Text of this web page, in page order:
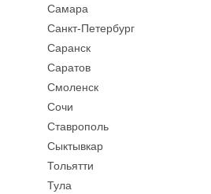
Самара
Санкт-Петербург
Саранск
Саратов
Смоленск
Сочи
Ставрополь
Сыктывкар
Тольятти
Тула